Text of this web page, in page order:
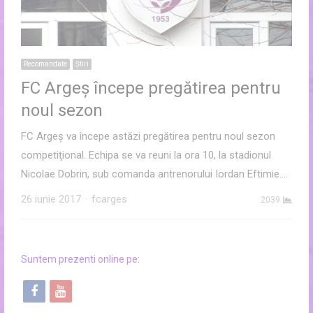
Recomandate Ştiri
FC Argeş începe pregătirea pentru
noul sezon
FC Argeş va începe astăzi pregătirea pentru noul sezon
competiţional. Echipa se va reuni la ora 10, la stadionul
Nicolae Dobrin, sub comanda antrenorului Iordan Eftimie.…
26 iunie 2017
Author
fcarges 2039
Suntem prezenti online pe:
f
y